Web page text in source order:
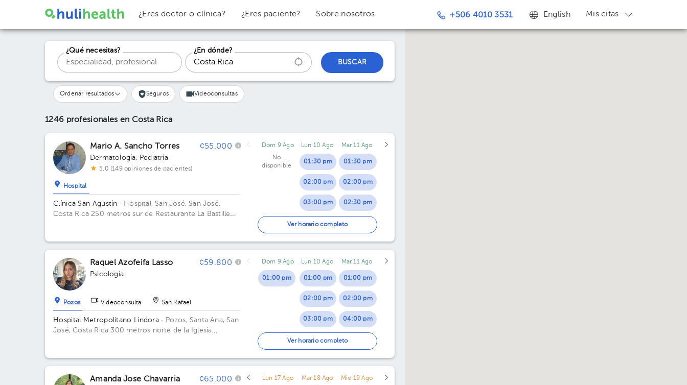
¿Eres doctor o clínica? ¿Eres paciente? Sobre nosotros +506 4010 3531 English Mis citas
¿Qué necesitas?
¿En dónde?
BUSCAR
Ordenar resultados Seguros Videoconsultas
1246 profesionales en Costa Rica
Mario A. Sancho Torres ¢55.000
Dermatología, Pediatría
5.0 (149 opiniones de pacientes)
Hospital
Clínica San Agustín · Hospital, San José, San José,
Costa Rica 250 metros sur de Restaurante La Bastille
Dom 9 Ago
No
disponible
Lun 10 Ago
01:30 pm
02:00 pm
03:00 pm
03:30 pm
Mar 11 Ago
01:30 pm
02:00 pm
02:30 pm
03:00 pm
03:30 pm
04:00 pm
04:30 pm
Ver horario completo
Raquel Azofeifa Lasso ¢59.800
Psicología
Pozos Videoconsulta San Rafael
Hospital Metropolitano Lindora · Pozos, Santa Ana, San
José, Costa Rica 300 metros norte de la Iglesia
Dom 9 Ago
01:00 pm
Lun 10 Ago
01:00 pm
02:00 pm
03:00 pm
04:00 pm
05:00 pm
06:00 pm
Mar 11 Ago
01:00 pm
02:00 pm
04:00 pm
06:00 pm
07:00 pm
Ver horario completo
Amanda Jose Chavarria
¢65.000 Lun 17 Ago
Mar 18 Ago
Mié 19 Ago